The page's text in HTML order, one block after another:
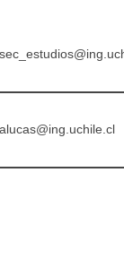
alucas@ing.uchile.cl